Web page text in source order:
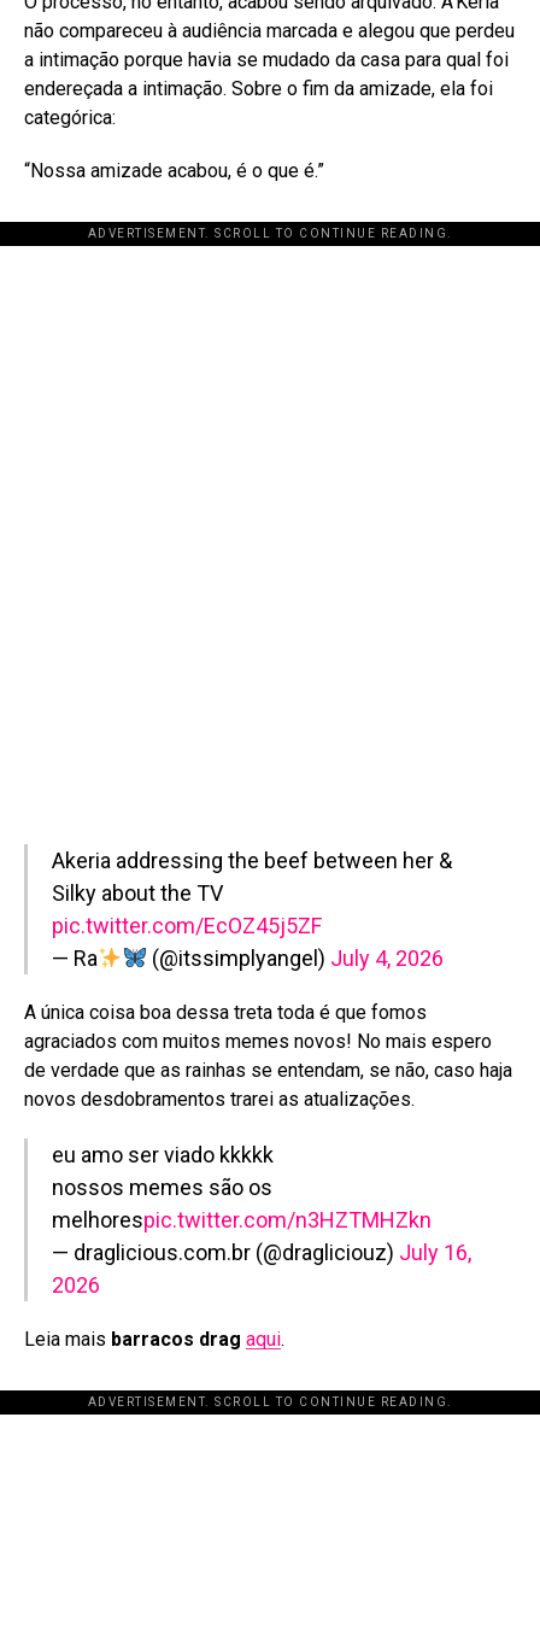
não compareceu à audiência marcada e alegou que perdeu
a intimação porque havia se mudado da casa para qual foi
endereçada a intimação. Sobre o fim da amizade, ela foi
categórica:
“Nossa amizade acabou, é o que é.”
ADVERTISEMENT. SCROLL TO CONTINUE READING.
Akeria addressing the beef between her &
Silky about the TV
pic.twitter.com/EcOZ45j5ZF
— Ra
(@itssimplyangel) July 4, 2026
A única coisa boa dessa treta toda é que fomos
agraciados com muitos memes novos! No mais espero
de verdade que as rainhas se entendam, se não, caso haja
novos desdobramentos trarei as atualizações.
eu amo ser viado kkkkk
nossos memes são os
melhorespic.twitter.com/n3HZTMHZkn
— draglicious.com.br (@dragliciouz) July 16,
2026
Leia mais barracos drag aqui.
ADVERTISEMENT. SCROLL TO CONTINUE READING.